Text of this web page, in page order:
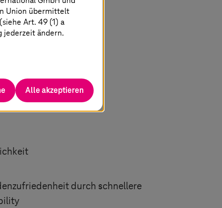
durch schnellere
Union übermittelt
Art. 49 (1) a
jederzeit ändern.
Alle akzeptieren